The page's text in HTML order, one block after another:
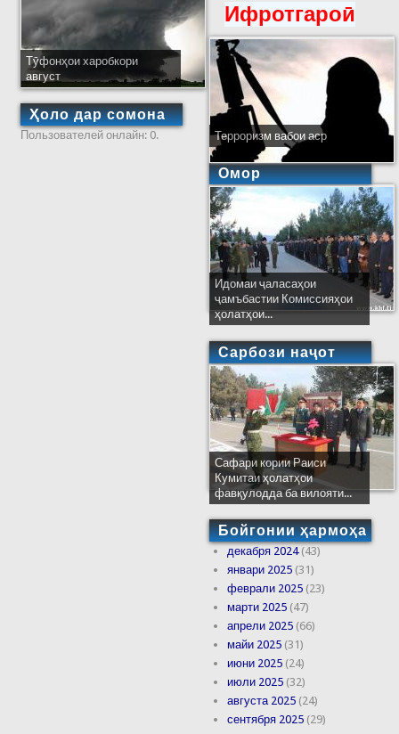
Тӯфонҳои харобкори
август
Ҳоло дар сомона
Пользователей онлайн: 0.
Ифротгароӣ
Терроризм вабои аср
Омор
Идомаи ҷаласаҳои
ҷамъбастии Комиссияҳои
ҳолатҳои...
Сарбози наҷот
Сафари кории Раиси
Кумитаи ҳолатҳои
фавқулодда ба вилояти...
Бойгонии ҳармоҳа
декабря 2024(43)
январи 2025 (31)
феврали 2025 (23)
марти 2025 (47)
апрели 2025 (66)
майи 2025 (31)
июни 2025 (24)
июли 2025 (32)
августа 2025 (24)
сентября 2025 (29)